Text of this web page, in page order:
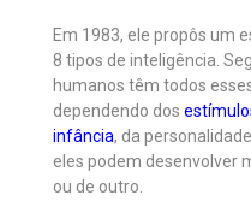
Em 1983, ele propôs um
8 tipos de inteligência.
humanos têm todos
dependendo dos
infância, da
eles podem desenvolver
ou de outro.